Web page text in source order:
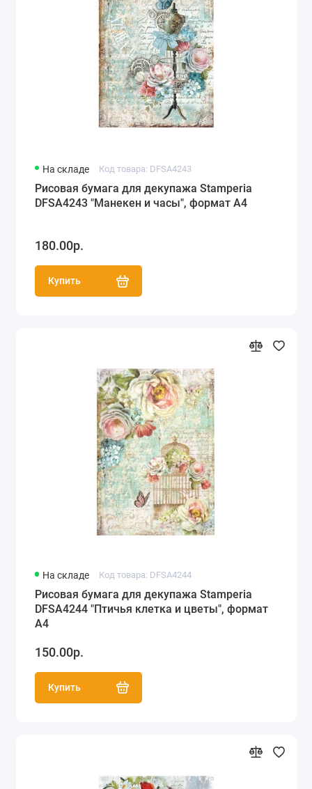
На складе Код товара: DFSA4243
Рисовая бумага для декупажа Stamperia
DFSA4243 "Манекен и часы", формат А4
180.00р.
Купить
На складе Код товара: DFSA4244
Рисовая бумага для декупажа Stamperia
DFSA4244 "Птичья клетка и цветы", формат
А4
150.00р.
Купить